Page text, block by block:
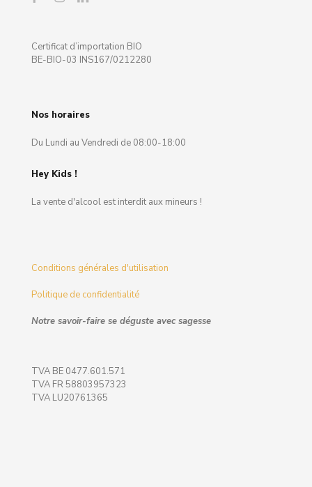
Certificat d’importation BIO
BE-BIO-03 INS167/0212280
Nos horaires
Du Lundi au Vendredi de 08:00-18:00
Hey Kids !
La vente d'alcool est interdit aux mineurs !
Conditions générales d'utilisation
Politique de confidentialité
Notre savoir-faire se déguste avec sagesse
TVA BE 0477.601.571
TVA FR 58803957323
TVA LU20761365